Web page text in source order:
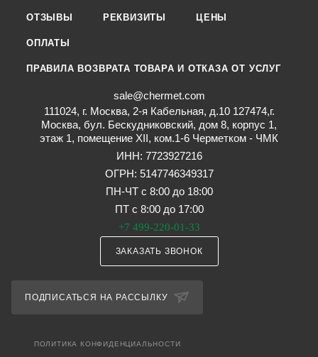
ОТЗЫВЫ РЕКВИЗИТЫ ЦЕНЫ
ОПЛАТЫ
ПРАВИЛА ВОЗВРАТА ТОВАРА И ОТКАЗА ОТ УСЛУГ
sale@chermet.com
111024, г. Москва, 2-я Кабельная, д.10 127474,г.
Москва, бул. Бескудниковский, дом 8, корпус 1,
этаж 1, помещение XII, ком.1-6 Черметком - ЧМК
ИНН: 7723927216
ОГРН: 5147746349317
ПН-ЧТ с 8:00 до 18:00
ПТ с 8:00 до 17:00
+7 499-220-01-33
ЗАКАЗАТЬ ЗВОНОК
ПОДПИСАТЬСЯ НА РАССЫЛКУ
ПОЛИТИКА КОНФИДЕНЦИАЛЬНОСТИ